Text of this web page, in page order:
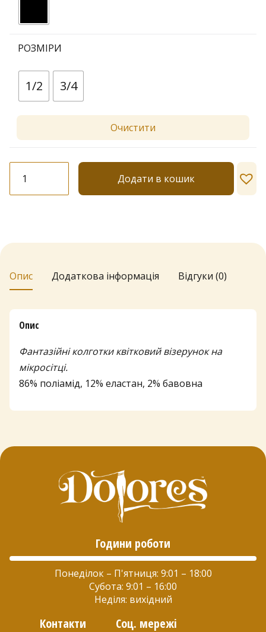
РОЗМІРИ
1/2 3/4
Очистити
візерунок
Lores
den
Додати в кошик
Опис Додаткова інформація Відгуки (0)
Опис
Фантазійні колготки квітковий візерунок на
мікросітці.
86% поліамід, 12% еластан, 2% бавовна
Години роботи
Понеділок – П'ятниця: 9:01 – 18:00
Субота: 9:01 – 16:00
Неділя: вихідний
Контакти Соц. мережі